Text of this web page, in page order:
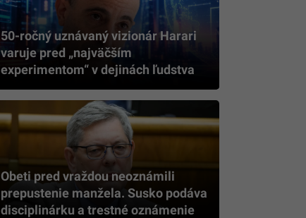
50-ročný uznávaný vizionár Harari
varuje pred „najväčším
experimentom“ v dejinách ľudstva
Obeti pred vraždou neoznámili
prepustenie manžela. Susko podáva
disciplinárku a trestné oznámenie